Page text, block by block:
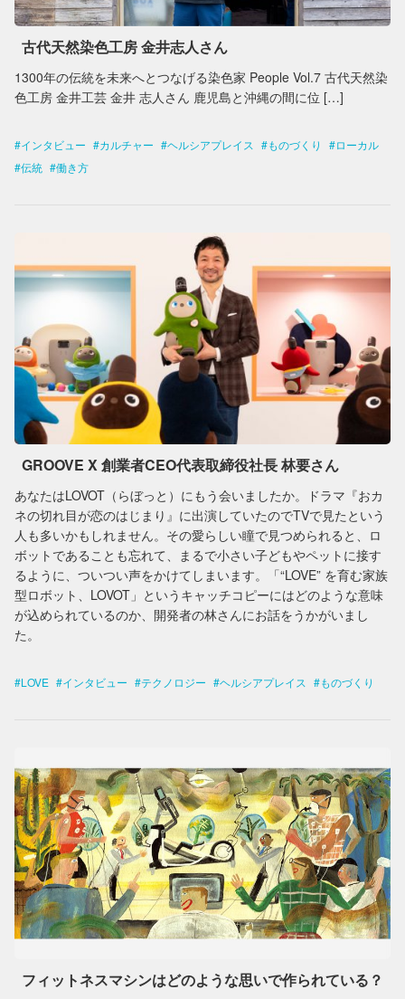
古代天然染色工房 金井志人さん
1300年の伝統を未来へとつなげる染色家 People Vol.7 古代天然染
色工房 金井工芸 金井 志人さん 鹿児島と沖縄の間に位 […]
インタビュー カルチャー ヘルシアプレイス ものづくり
ローカル
伝統
働き方
GROOVE X 創業者CEO代表取締役社長 林要さん
あなたはLOVOT（らぼっと）にもう会いましたか。ドラマ『おカ
ネの切れ目が恋のはじまり』に出演していたのでTVで見たという
人も多いかもしれません。その愛らしい瞳で見つめられると、ロ
ボットであることも忘れて、まるで小さい子どもやペットに接す
るように、ついつい声をかけてしまいます。「“LOVE” を育む家族
型ロボット、LOVOT」というキャッチコピーにはどのような意味
が込められているのか、開発者の林さんにお話をうかがいまし
た。
LOVE インタビュー テクノロジー ヘルシアプレイス ものづくり
フィットネスマシンはどのような思いで作られている？